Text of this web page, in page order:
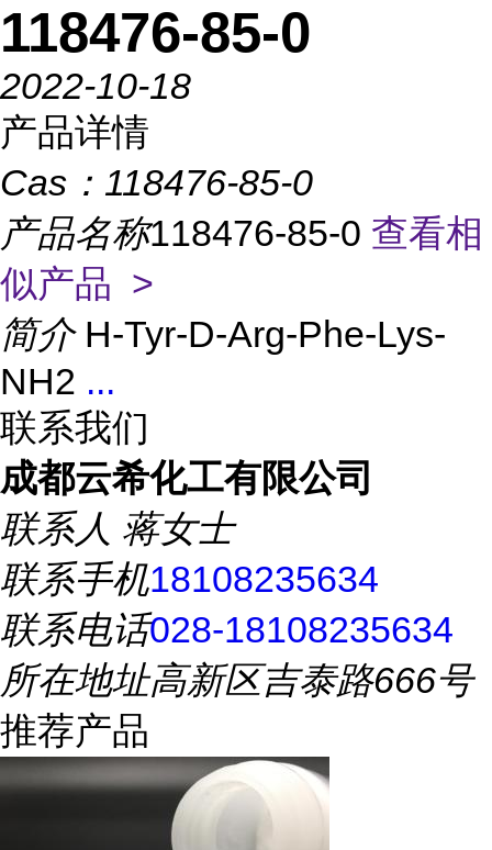
118476-85-0
2022-10-18
产品详情
Cas： 118476-85-0
产品名称118476-85-0 查看相
似产品 >
简介 H-Tyr-D-Arg-Phe-Lys-
NH2 ...
联系我们
成都云希化工有限公司
联系人 蒋女士
联系手机18108235634
联系电话028-18108235634
所在地址高新区吉泰路666号
推荐产品